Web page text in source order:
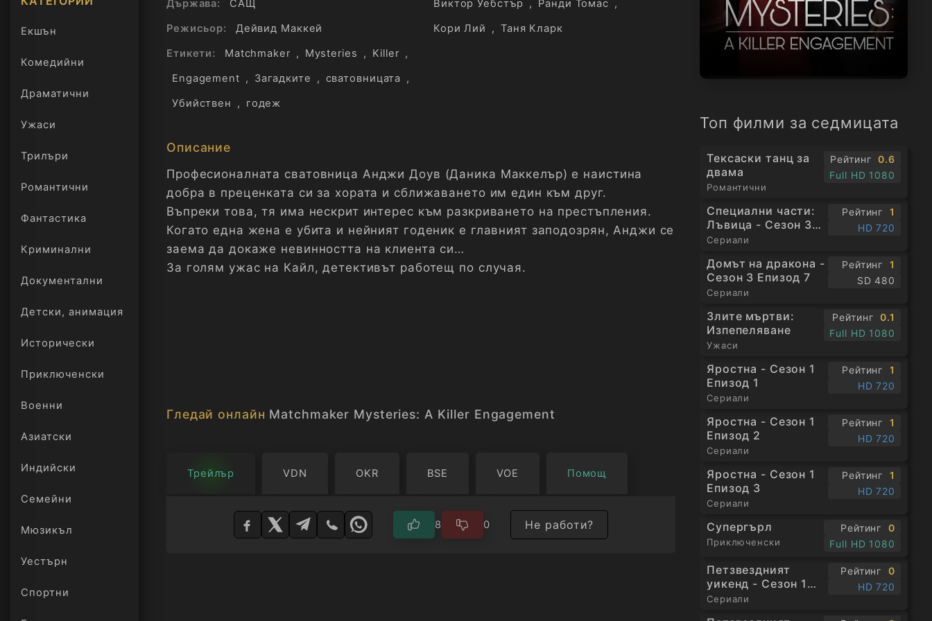
Екшън
Комедийни
Драматични
Ужаси
Трилъри
онлайн
Романтични
Фантастика
Криминални
Документални
Детски, анимация
Исторически
Приключенски
Военни
Азиатски
Индийски
Семейни
Мюзикъл
Уестърн
Спортни
Топ филми за седмицата
Тексаски танц за
двама
Романтични
Рейтинг
0.6
Full HD 1080
Специални части:
Лъвица - Сезон 3
Епизод 1
Сериали
Рейтинг
1
HD 720
Домът на дракона -
Сезон 3 Епизод 7
Сериали
Рейтинг
1
SD 480
Злите мъртви:
Изпепеляване
Ужаси
Рейтинг
0.1
Full HD 1080
Яростна - Сезон 1
Епизод 1
Сериали
Рейтинг
1
HD 720
Яростна - Сезон 1
Епизод 2
Сериали
Рейтинг
1
HD 720
Яростна - Сезон 1
Епизод 3
Сериали
Рейтинг
1
HD 720
Супергърл
Приключенски
Рейтинг
0
Full HD 1080
Петзвездният
уикенд - Сезон 1
Епизод 1
Сериали
Рейтинг
0
HD 720
Държава:
САЩ
Режисьор:
Дейвид Маккей
Етикети:
Matchmaker , Mysteries , Killer ,
Engagement , Загадките , сватовницата ,
Убийствен
, годеж
Виктор Уебстър
, Ранди Томас ,
Кори Лий
, Таня Кларк
Описание
Професионалната сватовница Анджи Доув (Даника Маккелър) е наистина
добра в преценката си за хората и сближаването им един към друг.
Въпреки това, тя има нескрит интерес към разкриването на престъпления.
Когато една жена е убита и нейният годеник е главният заподозрян, Анджи се
заема да докаже невинността на клиента си…
За голям ужас на Кайл, детективът работещ по случая.
Гледай онлайн Matchmaker Mysteries: A Killer Engagement
Трейлър VDN OKR BSE VOE Помощ
Изберете
8 0 Не работи?